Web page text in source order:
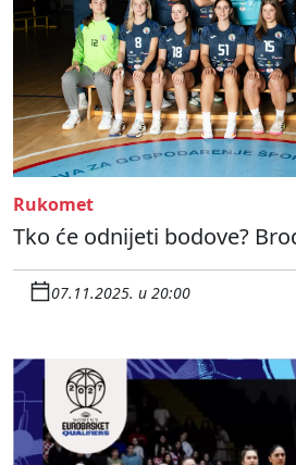
Rukomet
Tko će odnijeti bodove?
07.11.2025. u 20:00